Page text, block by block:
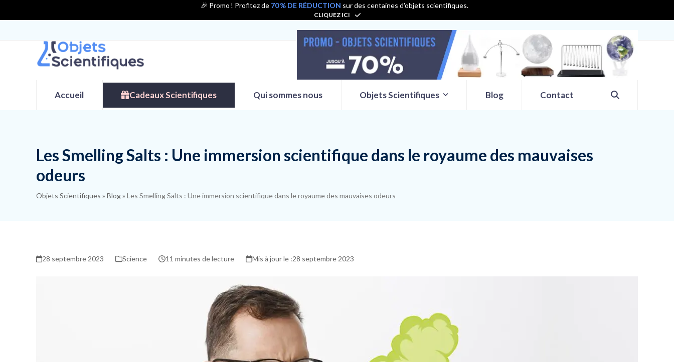
de
🎉 Promo ! Profitez de 70 % DE RÉDUCTION sur des centaines d'objets scientifiques.
CLIQUEZ ICI
Accueil Cadeaux Scientifiques Qui sommes nous Objets Scientifiques Blog Contact
Les Smelling Salts : Une immersion scientifique dans le royaume des mauvaises
odeurs
Objets Scientifiques » Blog» Les Smelling Salts : Une immersion scientifique dans le royaume des mauvaises odeurs
28 septembre 2023 Science 11 minutes de lecture 28 septembre 2023